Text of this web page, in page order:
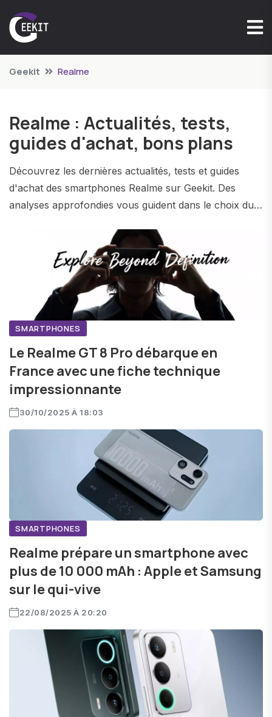
Geekit Realme
Realme : Actualités, tests,
guides d'achat, bons plans
Découvrez les dernières actualités, tests et guides
d'achat des smartphones Realme sur Geekit. Des
analyses approfondies vous guident dans le choix du
SMARTPHONES
Le Realme GT 8 Pro débarque en
France avec une fiche technique
impressionnante
30/10/2025 À 18:03
SMARTPHONES
Realme prépare un smartphone avec
plus de 10 000 mAh : Apple et Samsung
sur le qui-vive
22/08/2025 À 20:20